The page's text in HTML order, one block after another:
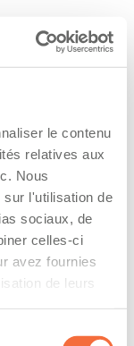
le contenu
relatives aux
Nous
sur l'utilisation de
sociaux, de
celles-ci
avez fournies
de leurs